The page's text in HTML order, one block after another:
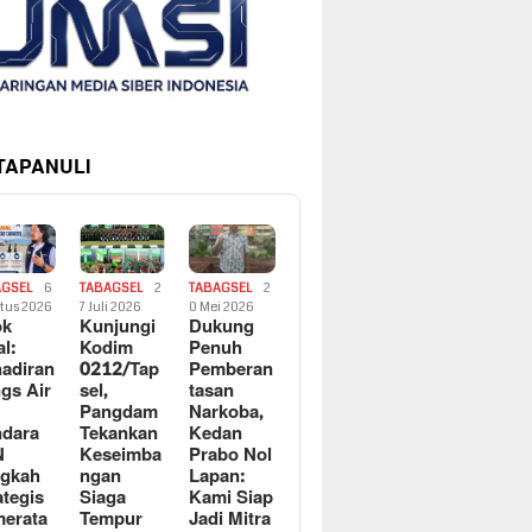
6
2026
Air
TABAGSEL
2
7 Juli 2026
Kunjungi
Kodim
0212/Tap
sel,
Pangdam
Tekankan
Keseimba
ngan
Siaga
Tempur
TABAGSEL
2
0 Mei 2026
Dukung
Penuh
Pemberan
tasan
Narkoba,
Kedan
Prabo Nol
Lapan:
Kami Siap
Jadi Mitra